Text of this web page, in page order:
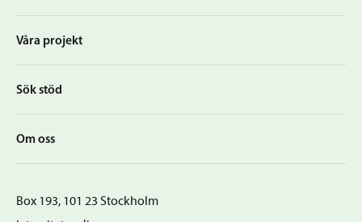
Våra projekt
Sök stöd
Om oss
Box 193, 101 23 Stockholm